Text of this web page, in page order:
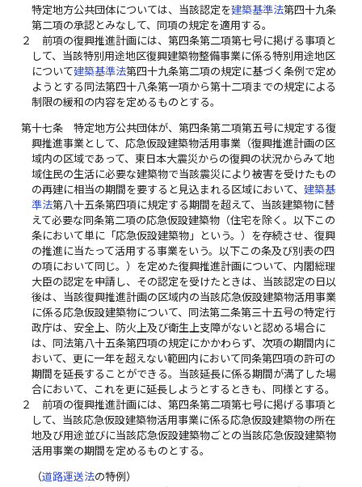
特定地方公共団体については、当該認定を建築基準法第四十九条
第二項の承認とみなして、同項の規定を適用する。
２
前項の復興推進計画には、第四条第二項第七号に掲げる事項と
して、当該特別用途地区復興建築物整備事業に係る特別用途地区
について建築基準法第四十九条第二項の規定に基づく条例で定め
ようとする同法第四十八条第一項から第十二項までの規定による
制限の緩和の内容を定めるものとする。
第十七条
特定地方公共団体が、第四条第二項第五号に規定する復
興推進事業として、応急仮設建築物活用事業（復興推進計画の区
域内の区域であって、東日本大震災からの復興の状況からみて地
域住民の生活に必要な建築物で当該震災により被害を受けたもの
の再建に相当の期間を要すると見込まれる区域において、建築基
準法第八十五条第四項に規定する期間を超えて、当該建築物に替
えて必要な同条第二項の応急仮設建築物（住宅を除く。以下この
条において単に「応急仮設建築物」という。）を存続させ、復興
の推進に当たって活用する事業をいう。以下この条及び別表の四
の項において同じ。）を定めた復興推進計画について、内閣総理
大臣の認定を申請し、その認定を受けたときは、当該認定の日以
後は、当該復興推進計画の区域内の当該応急仮設建築物活用事業
に係る応急仮設建築物について、同法第二条第三十五号の特定行
政庁は、安全上、防火上及び衛生上支障がないと認める場合に
は、同法第八十五条第四項の規定にかかわらず、次項の期間内に
おいて、更に一年を超えない範囲内において同条第四項の許可の
期間を延長することができる。当該延長に係る期間が満了した場
合において、これを更に延長しようとするときも、同様とする。
２
前項の復興推進計画には、第四条第二項第七号に掲げる事項と
して、当該応急仮設建築物活用事業に係る応急仮設建築物の所在
地及び用途並びに当該応急仮設建築物ごとの当該応急仮設建築物
活用事業の期間を定めるものとする。
（道路運送法の特例）